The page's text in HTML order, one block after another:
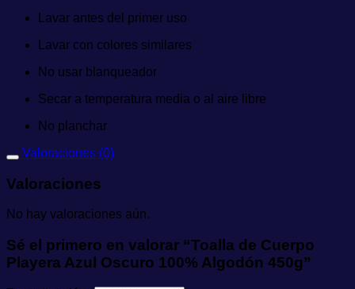
Lavar antes del primer uso
Lavar con colores similares
No usar blanqueador
Secar a temperatura media o al aire libre
No planchar
Valoraciones (0)
Valoraciones
No hay valoraciones aún.
Sé el primero en valorar “Toalla de Cuerpo
Playera Azul Oscuro 100% Algodón 450g”